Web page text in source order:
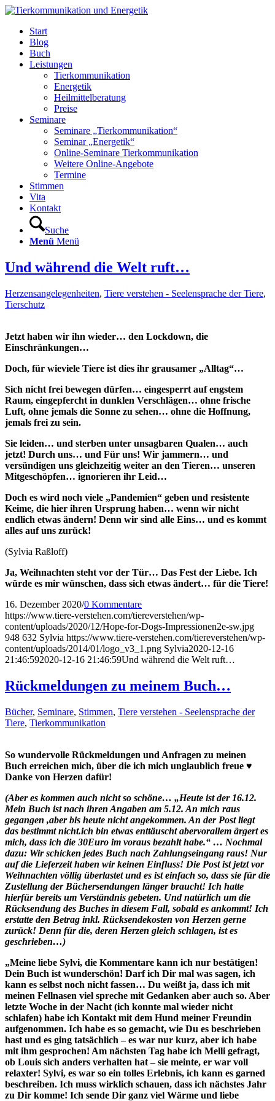
Start
Blog
Buch
Leistungen
Tierkommunikation
Energetik
Heilmittelberatung
Preise
Seminare
Seminare „Tierkommunikation“
Seminar „Energetik“
Online-Seminare Tierkommunikation
Weitere Online-Angebote
Termine
Stimmen
Vita
Kontakt
Suche
Menü Menü
Und während die Welt ruft…
Herzensangelegenheiten, Tiere verstehen - Seelensprache der Tiere,
Tierschutz
Jetzt haben wir ihn wieder… den Lockdown, die
Einschränkungen…
Doch, für wieviele Tiere ist dies ihr grausamer „Alltag“…
Sich nicht frei bewegen dürfen… eingesperrt auf engstem
Raum, eingepfercht in dunklen Verschlägen… ohne frische
Luft, ohne jemals die Sonne zu sehen… ohne die Hoffnung,
jemals frei zu sein.
Sie leiden… und sterben unter unsagbaren Qualen… auch
jetzt! Durch uns… und Für uns! Wir jammern… und
versündigen uns gleichzeitig weiter an den Tieren… unseren
Mitgeschöpfen… ignorieren ihr Leid…
Doch es wird noch viele „Pandemien“ geben und resistente
Keime, die hier ihren Ursprung haben… wenn wir nicht
endlich etwas ändern! Denn wir sind alle Eins… und es kommt
alles auf uns zurück!
(Sylvia Raßloff)
Ja, Weihnachten steht vor der Tür… Das Fest der Liebe. Ich
würde es mir wünschen, dass sich etwas ändert… für die Tiere!
16. Dezember 2020/0 Kommentare
https://www.tiere-verstehen.com/tiereverstehen/wp-
content/uploads/2020/12/Hope-for-Dogs-Impressionen2e-sw.jpg
948 632 Sylvia https://www.tiere-verstehen.com/tiereverstehen/wp-
content/uploads/2014/01/logo_v3_1.png Sylvia2020-12-16
21:46:592020-12-16 21:46:59Und während die Welt ruft…
Rückmeldungen zu meinem Buch…
Bücher, Seminare, Stimmen, Tiere verstehen - Seelensprache der
Tiere, Tierkommunikation
So wundervolle Rückmeldungen und Anfragen zu meinen
Buch erreichen mich, über die ich mich unglaublich freue ♥
Danke von Herzen dafür!
(Aber es kommen auch nicht so schöne… „Heute ist der 16.12.
Mein Buch ist nach ihren Angaben am 5.12. An mich raus
gegangen ,aber bis heute nicht angekommen. An der Post liegt
das bestimmt nicht.ich bin etwas enttäuscht abervorallem ärgert es
mich, dass ich die 30Euro im voraus bezahlt habe.“ … Nochmal
dazu: Wir schicken jedes Buch nach Zahlungseingang raus! Nur
auf die Lieferzeit haben wir keinen Einfluss! Die Post ist jetzt vor
Weihnachten völlig überlastet und es ist einfach so, dass sie für die
Zustellung der Büchersendungen länger braucht! Ich hatte
hierfür bereits um Verständnis gebeten. Und natürlich um die
Rücksendung des Buches in diesem Fall, sobald es ankommt! Ich
erstatte den Betrag inkl. Rücksendekosten von Herzen gerne
zurück! Denn für die, deren Herzen gleich schlagen, ist es
geschrieben…)
„Meine liebe Sylvi, die Kommentare kann ich nur bestätigen!
Dein Buch ist wunderschön! Darf ich Dir mal was sagen, ich
kann es selbst noch nicht fassen… Du weißt ja, dass ich mit
meinen Fellnasen viel spreche mit Gedanken aber auch so. Aber
letzte Woche in der Nacht (ich konnte mal wieder nicht
schlafen) habe ich Kontakt mit dem Hund meiner Freundin
aufgenommen. Ich habe es so gemacht, wie Du es beschrieben
hast und es ging tatsächlich – es war nur kurz, aber ich habe
mit ihm gesprochen! Am nächsten Tag habe ich Melli gefragt,
ob Louis sich anders verhalten hat – sie meinte, er war voll
relaxter! Sylvi, es war so ein tolles Erlebnis, ich kann es garned
beschreiben. Ich muss wirklich schauen, dass ich nächstes Jahr
zu Dir komme! Ich sende Dir ganz viel Wärme und liebe